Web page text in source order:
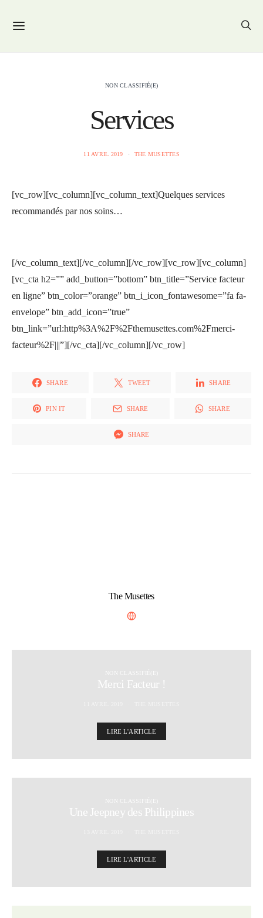
NON CLASSIFIÉ(E)
Services
11 AVRIL 2019 THE MUSETTES
[vc_row][vc_column][vc_column_text]Quelques services
recommandés par nos soins…
[/vc_column_text][/vc_column][/vc_row][vc_row][vc_column]
[vc_cta h2=”” add_button=”bottom” btn_title=”Service facteur
en ligne” btn_color=”orange” btn_i_icon_fontawesome=”fa fa-
envelope” btn_add_icon=”true”
btn_link=”url:http%3A%2F%2Fthemusettes.com%2Fmerci-
facteur%2F|||”][/vc_cta][/vc_column][/vc_row]
SHARE TWEET SHARE
PIN IT SHARE SHARE
SHARE
The Musettes
NON CLASSIFIÉ(E)
Merci Facteur !
LIRE L'ARTICLE
NON CLASSIFIÉ(E)
Une Jeepney des Philippines
LIRE L'ARTICLE